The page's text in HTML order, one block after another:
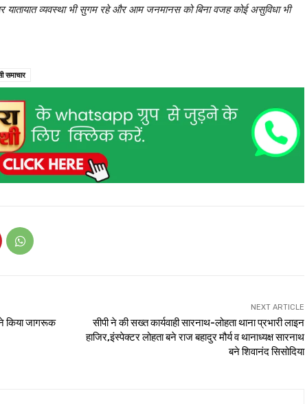
यातायात व्यवस्था भी सुगम रहे और आम जनमानस को बिना वजह कोई असुविधा भी
समाचार
ने किया जागरूक
NEXT ARTICLE
सीपी ने की सख्त कार्यवाही सारनाथ-लोहता थाना प्रभारी लाइन
हाजिर,इंस्पेक्टर लोहता बने राज बहादुर मौर्य व थानाध्यक्ष सारनाथ
बने शिवानंद सिसोदिया